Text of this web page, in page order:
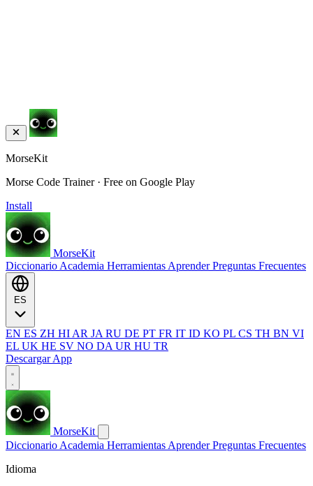
MorseKit
Morse Code Trainer · Free on Google Play
Install
MorseKit
Diccionario Academia Herramientas AprenderPreguntas Frecuentes
EN ES ZH HI AR JA RU DE PT FR IT ID KO PL CS TH BN VI
EL UK HE SV NO DA UR HU TR
Descargar App
MorseKit
Diccionario Academia Herramientas AprenderPreguntas Frecuentes
Idioma